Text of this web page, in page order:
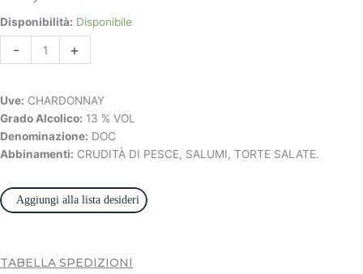
Disponibilità: Disponibile
- +
Uve: CHARDONNAY
Grado Alcolico: 13 % VOL
Denominazione: DOC
Abbinamenti: CRUDITÀ DI PESCE, SALUMI, TORTE SALATE.
Aggiungi alla lista desideri
TABELLA SPEDIZIONI